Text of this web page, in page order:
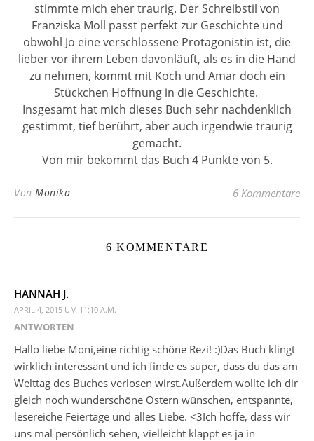
stimmte mich eher traurig. Der Schreibstil von
Franziska Moll passt perfekt zur Geschichte und
obwohl Jo eine verschlossene Protagonistin ist, die
lieber vor ihrem Leben davonläuft, als es in die Hand
zu nehmen, kommt mit Koch und Amar doch ein
Stückchen Hoffnung in die Geschichte.
Insgesamt hat mich dieses Buch sehr nachdenklich
gestimmt, tief berührt, aber auch irgendwie traurig
gemacht.
Von mir bekommt das Buch 4 Punkte von 5.
Von Monika 6 Kommentare
6 KOMMENTARE
HANNAH J.
APRIL 4, 2015 UM 11:10 A.M.
ANTWORTEN
Hallo liebe Moni,eine richtig schöne Rezi! :)Das Buch klingt
wirklich interessant und ich finde es super, dass du das am
Welttag des Buches verlosen wirst.Außerdem wollte ich dir
gleich noch wunderschöne Ostern wünschen, entspannte,
lesereiche Feiertage und alles Liebe. <3Ich hoffe, dass wir
uns mal persönlich sehen, vielleicht klappt es ja in